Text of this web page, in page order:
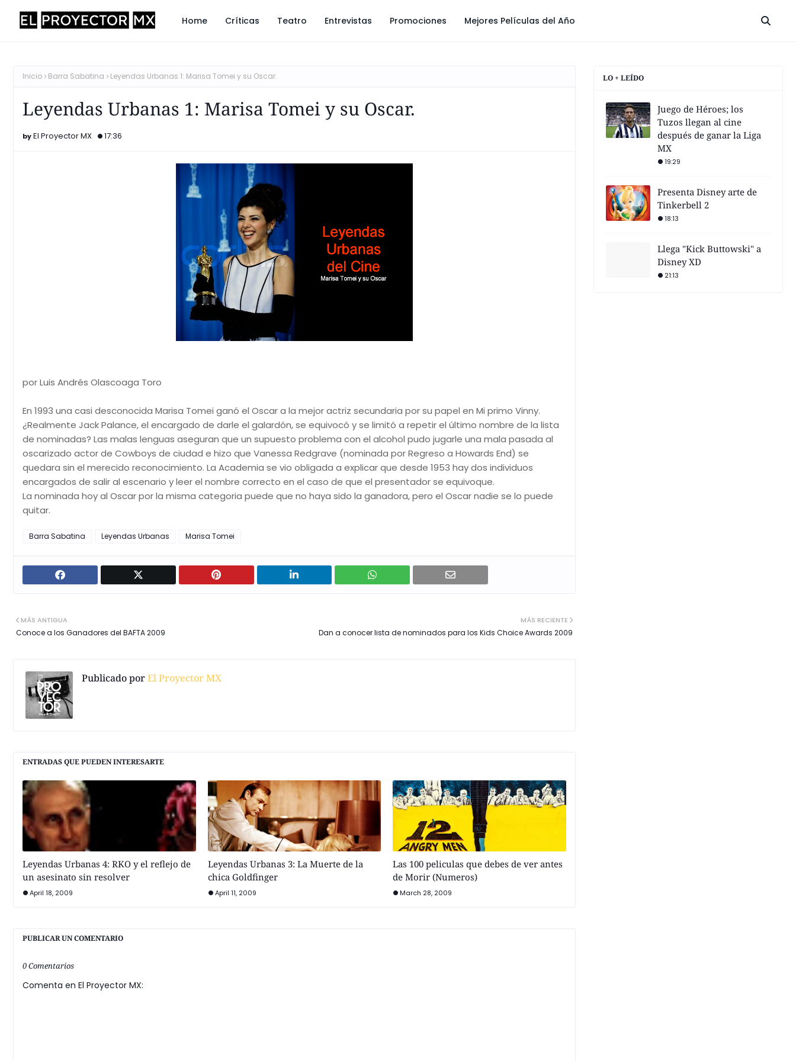
Home Críticas Teatro Entrevistas Promociones Mejores Películas del Año
Inicio Barra Sabatina Leyendas Urbanas 1: Marisa Tomei y su Oscar.
Leyendas Urbanas 1: Marisa Tomei y su Oscar.
El Proyector MX 17:36
por Luis Andrés Olascoaga Toro
En 1993 una casi desconocida Marisa Tomei ganó el Oscar a la mejor actriz secundaria por su papel en Mi primo Vinny.
¿Realmente Jack Palance, el encargado de darle el galardón, se equivocó y se limitó a repetir el último nombre de la lista
de nominadas? Las malas lenguas aseguran que un supuesto problema con el alcohol pudo jugarle una mala pasada al
oscarizado actor de Cowboys de ciudad e hizo que Vanessa Redgrave (nominada por Regreso a Howards End) se
quedara sin el merecido reconocimiento. La Academia se vio obligada a explicar que desde 1953 hay dos individuos
encargados de salir al escenario y leer el nombre correcto en el caso de que el presentador se equivoque.
La nominada hoy al Oscar por la misma categoria puede que no haya sido la ganadora, pero el Oscar nadie se lo puede
quitar.
Barra Sabatina Leyendas Urbanas Marisa Tomei
MÁS RECIENTE
Dan a conocer lista de nominados para los Kids Choice Awards 2009
MÁS ANTIGUA
Conoce a los Ganadores del BAFTA 2009
Publicado porEl Proyector MX
ENTRADAS QUE PUEDEN INTERESARTE
Leyendas Urbanas 4: RKO y el reflejo de
un asesinato sin resolver
April 18, 2009
Leyendas Urbanas 3: La Muerte de la
chica Goldfinger
April 11, 2009
Las 100 peliculas que debes de ver antes
de Morir (Numeros)
March 28, 2009
PUBLICAR UN COMENTARIO
0 Comentarios
Comenta en El Proyector MX:
LO + LEÍDO
Juego de Héroes; los
Tuzos llegan al cine
después de ganar la Liga
MX
19:29
Presenta Disney arte de
Tinkerbell 2
18:13
Llega "Kick Buttowski" a
Disney XD
21:13